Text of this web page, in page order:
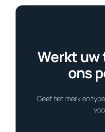
Werkt
ons
Geef het merk en